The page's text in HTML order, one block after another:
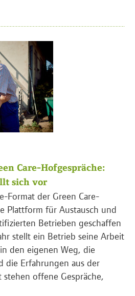
Care-Hofgespräche:
sich vor
Format der Green Care-
Plattform für Austausch und
Betrieben geschaffen
stellt ein Betrieb seine Arbeit
den eigenen Weg, die
die Erfahrungen aus der
offene Gespräche,